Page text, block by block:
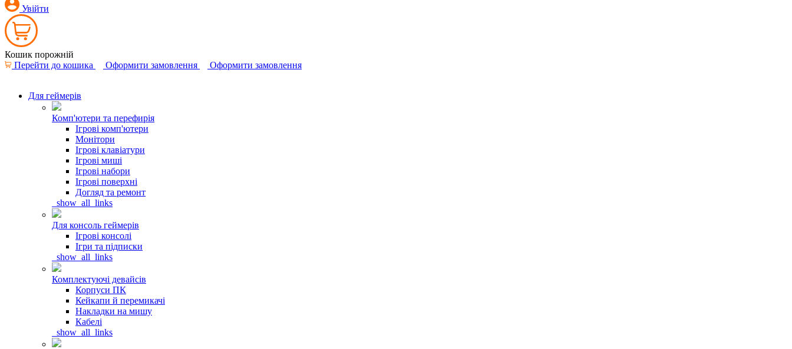
Увійти
Кошик порожній
Перейти до кошика
Оформити замовлення Оформити замовлення
Для геймерів
Комп'ютери та перефирія
Ігрові комп'ютери
Монітори
Ігрові клавіатури
Ігрові миші
Ігрові набори
Ігрові поверхні
Догляд та ремонт
_show_all_links
Для консоль геймерів
Ігрові консолі
Ігри та підписки
_show_all_links
Комплектуючі девайсів
Корпуси ПК
Кейкапи й перемикачі
Накладки на мишу
Кабелі
_show_all_links